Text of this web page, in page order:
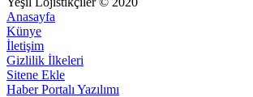
Anasayfa
Künye
İletişim
Gizlilik İlkeleri
Sitene Ekle
Haber Portalı Yazılımı